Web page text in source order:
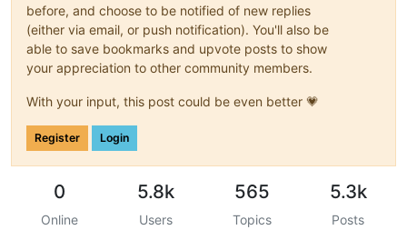
before, and choose to be notified of new replies
(either via email, or push notification). You'll also be
able to save bookmarks and upvote posts to show
your appreciation to other community members.
With your input, this post could be even better 💗
Register Login
0
Online
5.8k
Users
565
Topics
5.3k
Posts